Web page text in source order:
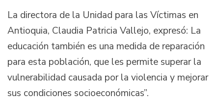
La directora de la Unidad para las Víctimas en
Antioquia, Claudia Patricia Vallejo, expresó: La
educación también es una medida de reparación
para esta población, que les permite superar la
vulnerabilidad causada por la violencia y mejorar
sus condiciones socioeconómicas”.